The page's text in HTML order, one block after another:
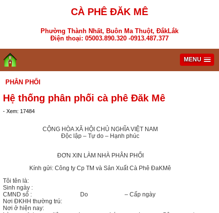
CÀ PHÊ ĐĂK MÊ
Phường Thành Nhất, Buôn Ma Thuột, ĐắkLắk
Điện thoại: 05003.890.320 -0913.487.377
MENU
PHÂN PHỐI
Hệ thống phân phối cà phê Đăk Mê
- Xem: 17484
CỘNG HÒA XÃ HỘI CHỦ NGHĨA VIỆT NAM
Độc lập – Tự do – Hạnh phúc
ĐƠN XIN LÀM NHÀ PHÂN PHỐI
Kính gửi: Công ty Cp TM và Sản Xuất Cà Phê ĐaKMê
Tôi tên là:
Sinh ngày :
CMND số : Do – Cấp ngày
Nơi ĐKHH thường trú:
Nơi ở hiện nay: